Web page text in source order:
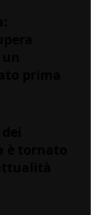
è tornato